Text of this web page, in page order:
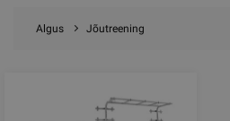
Algus Jõutreening